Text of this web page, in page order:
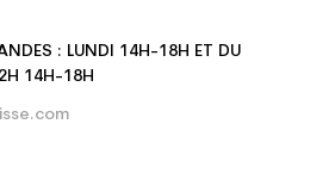
: LUNDI 14H-18H ET DU
14H-18H